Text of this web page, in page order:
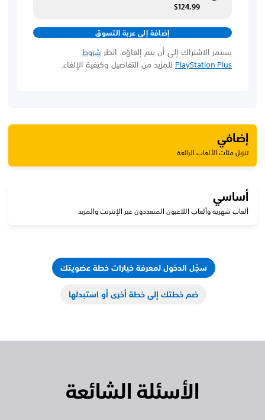
$124.99
إضافة إلى عربة التسوق
يستمر الاشتراك إلى أن يتم إلغاؤه. انظر شروط
PlayStation Plus للمزيد من التفاصيل وكيفية الإلغاء.
إضافي
تنزيل مئات الألعاب الرائعة
أساسي
ألعاب شهرية وألعاب اللاعبون المتعددون عبر الإنترنت والمزيد
سجّل الدخول لمعرفة خيارات خطة عضويتك
ضم خطتك إلى خطة أخرى أو استبدلها
الأسئلة الشائعة